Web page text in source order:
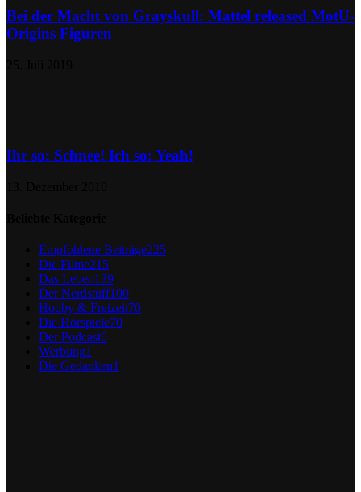
Bei der Macht von Grayskull: Mattel released MotU-
Origins Figuren
Ihr so: Schnee! Ich so: Yeah!
Empfohlene Beiträge225
Die Filme215
Das Leben139
Der Nerdstuff100
Hobby & Freizeit70
Die Hörspiele70
Der Podcast6
Werbung1
Die Gedanken1